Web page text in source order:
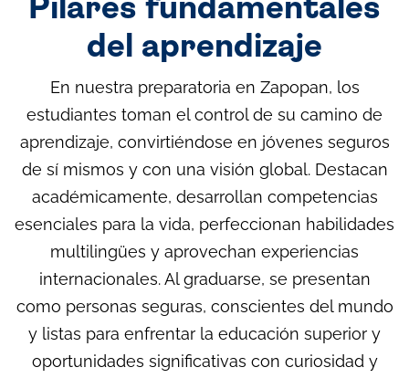
Pilares fundamentales
del aprendizaje
En nuestra preparatoria en Zapopan, los
estudiantes toman el control de su camino de
aprendizaje, convirtiéndose en jóvenes seguros
de sí mismos y con una visión global. Destacan
académicamente, desarrollan competencias
esenciales para la vida, perfeccionan habilidades
multilingües y aprovechan experiencias
internacionales. Al graduarse, se presentan
como personas seguras, conscientes del mundo
y listas para enfrentar la educación superior y
oportunidades significativas con curiosidad y